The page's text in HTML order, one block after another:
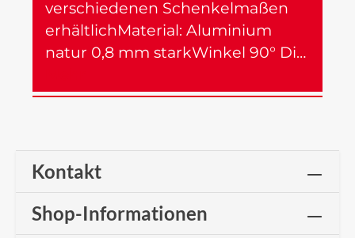
verschiedenen Schenkelmaßen
erhältlichMaterial: Aluminium
natur 0,8 mm starkWinkel 90° Di…
Kontakt
Shop-Informationen